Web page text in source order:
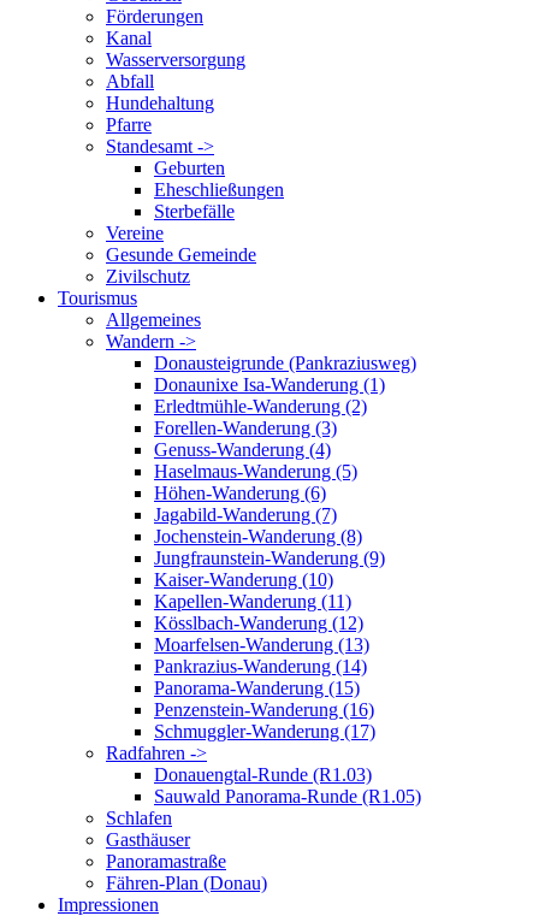
Förderungen
Kanal
Wasserversorgung
Abfall
Hundehaltung
Pfarre
Standesamt ->
Geburten
Eheschließungen
Sterbefälle
Vereine
Gesunde Gemeinde
Zivilschutz
Tourismus
Allgemeines
Wandern ->
Donausteigrunde (Pankraziusweg)
Donaunixe Isa-Wanderung (1)
Erledtmühle-Wanderung (2)
Forellen-Wanderung (3)
Genuss-Wanderung (4)
Haselmaus-Wanderung (5)
Höhen-Wanderung (6)
Jagabild-Wanderung (7)
Jochenstein-Wanderung (8)
Jungfraunstein-Wanderung (9)
Kaiser-Wanderung (10)
Kapellen-Wanderung (11)
Kösslbach-Wanderung (12)
Moarfelsen-Wanderung (13)
Pankrazius-Wanderung (14)
Panorama-Wanderung (15)
Penzenstein-Wanderung (16)
Schmuggler-Wanderung (17)
Radfahren ->
Donauengtal-Runde (R1.03)
Sauwald Panorama-Runde (R1.05)
Schlafen
Gasthäuser
Panoramastraße
Fähren-Plan (Donau)
Impressionen